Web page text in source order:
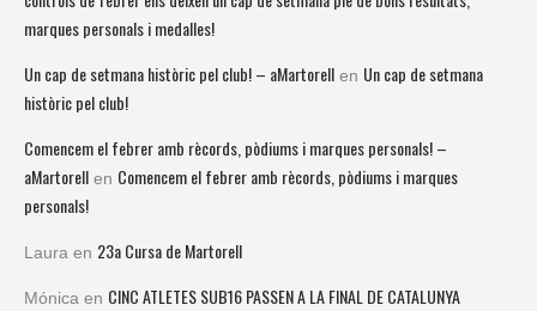
marques personals i medalles!
Un cap de setmana històric pel club! – aMartorell en Un cap de setmana
històric pel club!
Comencem el febrer amb rècords, pòdiums i marques personals! –
aMartorell en Comencem el febrer amb rècords, pòdiums i marques
personals!
Laura en 23a Cursa de Martorell
Mónica en CINC ATLETES SUB16 PASSEN A LA FINAL DE CATALUNYA